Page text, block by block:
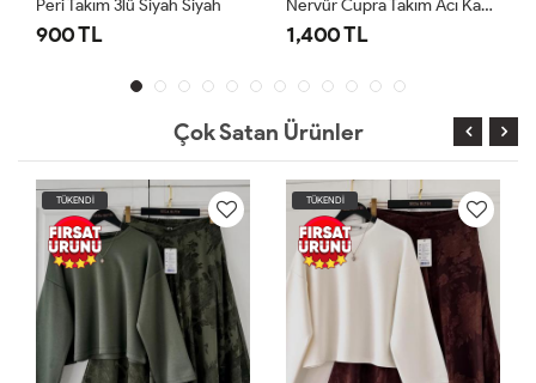
1,400 TL
Peri Takım 3lü Sarı Sarı
900 TL
Çok Satan Ürünler
TÜKENDİ TÜKENDİ